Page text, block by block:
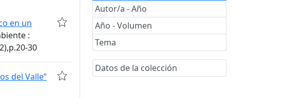
Autor/a - Año
Año - Volumen
Tema
Datos de la colección
en un
:
30
del Valle”